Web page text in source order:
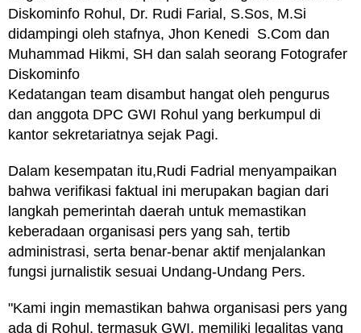
Diskominfo Rohul, Dr. Rudi Farial, S.Sos, M.Si
didampingi oleh stafnya, Jhon Kenedi S.Com dan
Muhammad Hikmi, SH dan salah seorang Fotografer
Diskominfo
Kedatangan team disambut hangat oleh pengurus
dan anggota DPC GWI Rohul yang berkumpul di
kantor sekretariatnya sejak Pagi.
Dalam kesempatan itu,Rudi Fadrial menyampaikan
bahwa verifikasi faktual ini merupakan bagian dari
langkah pemerintah daerah untuk memastikan
keberadaan organisasi pers yang sah, tertib
administrasi, serta benar-benar aktif menjalankan
fungsi jurnalistik sesuai Undang-Undang Pers.
"Kami ingin memastikan bahwa organisasi pers yang
ada di Rohul, termasuk GWI, memiliki legalitas yang